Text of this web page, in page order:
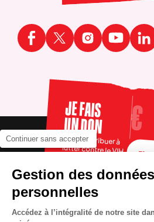
Continuer sans accepter
Gestion des données
personnelles
Accédez à l’intégralité de notre site
JE FAIS
UN DON
Pour contribuer à
lutter contre le VIH